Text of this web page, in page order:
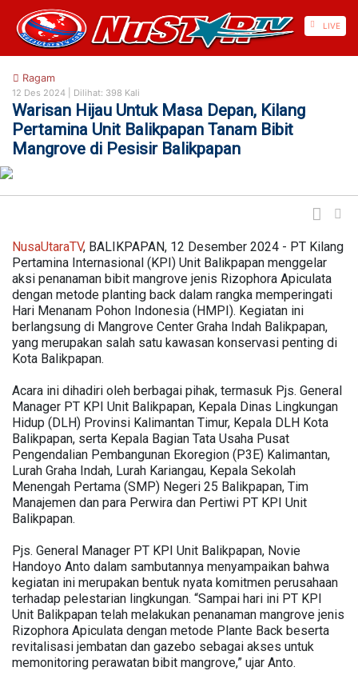
https://nusautaratv.com/
LIVE
Ragam
12 Des 2024 | Dilihat: 398 Kali
Warisan Hijau Untuk Masa Depan, Kilang
Pertamina Unit Balikpapan Tanam Bibit
Mangrove di Pesisir Balikpapan
NusaUtaraTV, BALIKPAPAN, 12 Desember 2024 - PT Kilang
Pertamina Internasional (KPI) Unit Balikpapan menggelar
aksi penanaman bibit mangrove jenis Rizophora Apiculata
dengan metode planting back dalam rangka memperingati
Hari Menanam Pohon Indonesia (HMPI). Kegiatan ini
berlangsung di Mangrove Center Graha Indah Balikpapan,
yang merupakan salah satu kawasan konservasi penting di
Kota Balikpapan.
Acara ini dihadiri oleh berbagai pihak, termasuk Pjs. General
Manager PT KPI Unit Balikpapan, Kepala Dinas Lingkungan
Hidup (DLH) Provinsi Kalimantan Timur, Kepala DLH Kota
Balikpapan, serta Kepala Bagian Tata Usaha Pusat
Pengendalian Pembangunan Ekoregion (P3E) Kalimantan,
Lurah Graha Indah, Lurah Kariangau, Kepala Sekolah
Menengah Pertama (SMP) Negeri 25 Balikpapan, Tim
Manajemen dan para Perwira dan Pertiwi PT KPI Unit
Balikpapan.
Pjs. General Manager PT KPI Unit Balikpapan, Novie
Handoyo Anto dalam sambutannya menyampaikan bahwa
kegiatan ini merupakan bentuk nyata komitmen perusahaan
terhadap pelestarian lingkungan. “Sampai hari ini PT KPI
Unit Balikpapan telah melakukan penanaman mangrove jenis
Rizophora Apiculata dengan metode Plante Back beserta
revitalisasi jembatan dan gazebo sebagai akses untuk
memonitoring perawatan bibit mangrove,” ujar Anto.